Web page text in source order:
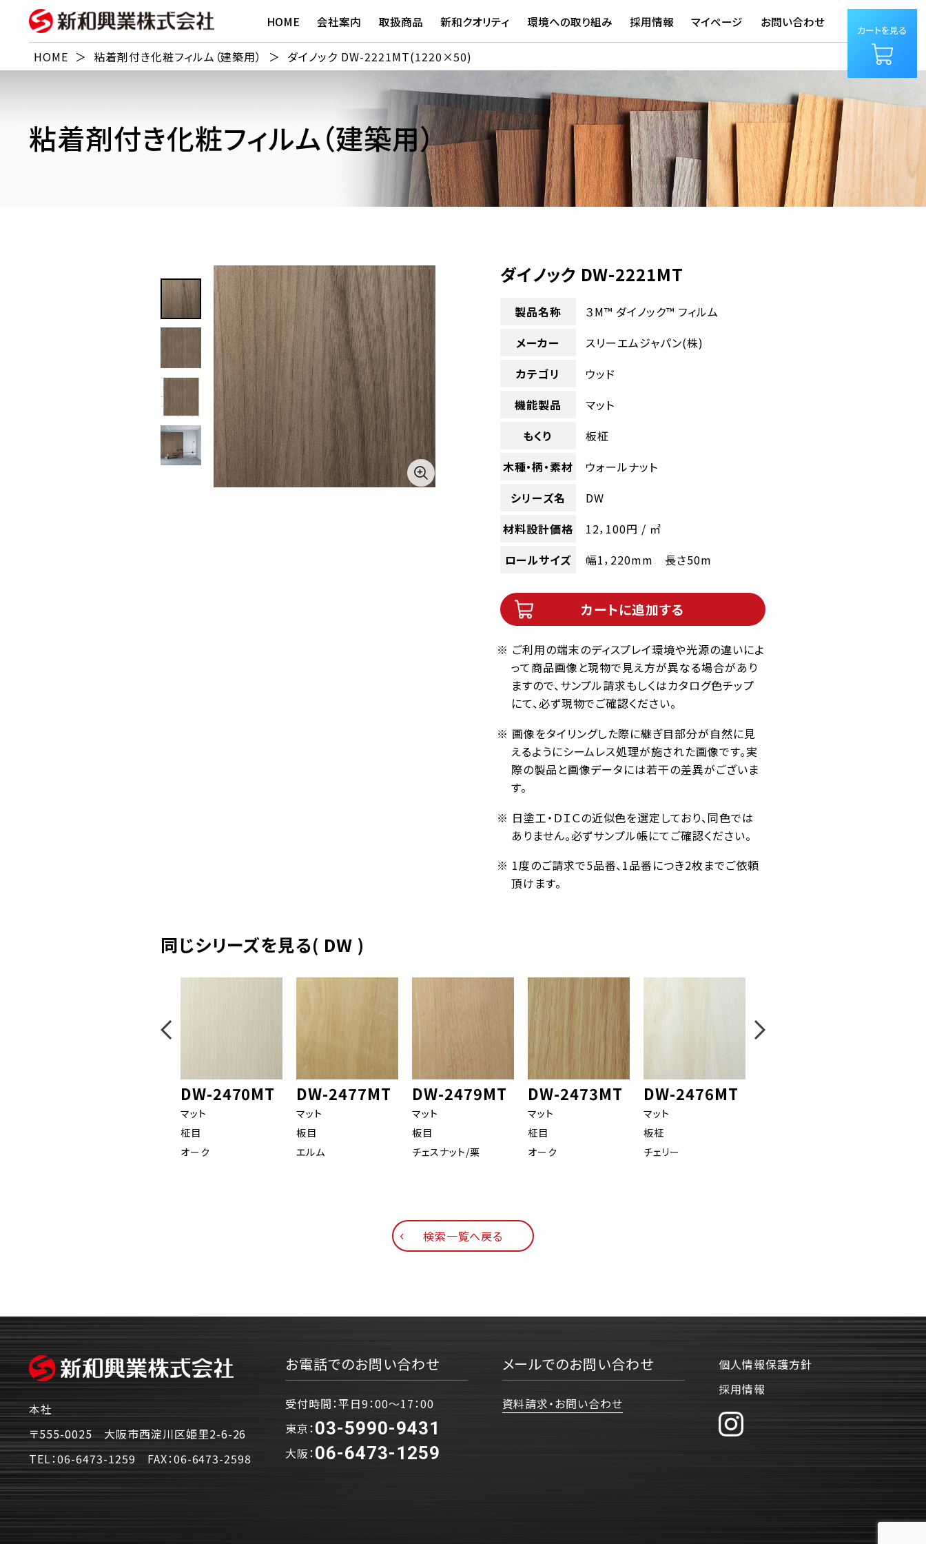
HOME 会社案内 取扱商品 新和クオリティ 環境への取り組み 採用情報 マイページ お問い合わせ
カートを見る
HOME ＞ 粘着剤付き化粧フィルム（建築用） ＞ ダイノック DW-2221MT(1220×50)
粘着剤付き化粧フィルム（建築用）
ダイノック DW-2221MT
製品名称
３M™ ダイノック™ フィルム
メーカー
スリーエムジャパン(株)
カテゴリ
ウッド
機能製品
マット
もくり
板柾
木種・柄・素材
ウォールナット
シリーズ名
DW
材料設計価格
12，100円 / ㎡
ロールサイズ
幅1，220mm 長さ50m
カートに追加する
※ ご利用の端末のディスプレイ環境や光源の違いによ
って商品画像と現物で見え方が異なる場合があり
ますので、サンプル請求もしくはカタログ色チップ
にて、必ず現物でご確認ください。
※ 画像をタイリングした際に継ぎ目部分が自然に見
えるようにシームレス処理が施された画像です。実
際の製品と画像データには若干の差異がございま
す。
※ 日塗工・ＤＩＣの近似色を選定しており、同色では
ありません。必ずサンプル帳にてご確認ください。
※ 1度のご請求で5品番、1品番につき2枚までご依頼
頂けます。
同じシリーズを見る( DW )
DW-2470MT
マット
柾目
オーク
DW-2477MT
マット
板目
エルム
DW-2479MT
マット
板目
チェスナット/栗
DW-2473MT
マット
柾目
オーク
DW-2476MT
マット
板柾
チェリー
検索一覧へ戻る
本社
〒555-0025 大阪市西淀川区姫里2-6-26
TEL：06-6473-1259 FAX：06-6473-2598
お電話でのお問い合わせ
受付時間：平日9：00〜17：00
東京：03-5990-9431
大阪：06-6473-1259
メールでのお問い合わせ
資料請求・お問い合わせ
個人情報保護方針
採用情報